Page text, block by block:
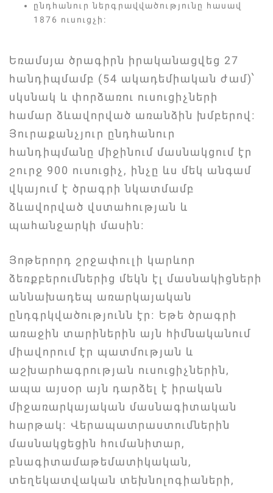
ընդհանուր ներգրավվածությունը հասավ
1876 ուսուցչի։
Եռամսյա ծրագիրն իրականացվեց 27
հանդիպմամբ (54 ակադեմիական ժամ)՝
սկսնակ և փորձառու ուսուցիչների
համար ձևավորված առանձին խմբերով։
Յուրաքանչյուր ընդհանուր
հանդիպմանը միջինում մասնակցում էր
շուրջ 900 ուսուցիչ, ինչը ևս մեկ անգամ
վկայում է ծրագրի նկատմամբ
ձևավորված վստահության և
պահանջարկի մասին։
Յոթերորդ շրջափուլի կարևոր
ձեռքբերումներից մեկն էլ մասնակիցների
աննախադեպ առարկայական
ընդգրկվածությունն էր։ Եթե ծրագրի
առաջին տարիներին այն հիմնականում
միավորում էր պատմության և
աշխարհագրության ուսուցիչներին,
ապա այսօր այն դարձել է իրական
միջառարկայական մասնագիտական
հարթակ։ Վերապատրաստումներին
մասնակցեցին հումանիտար,
բնագիտամաթեմատիկական,
տեղեկատվական տեխնոլոգիաների,